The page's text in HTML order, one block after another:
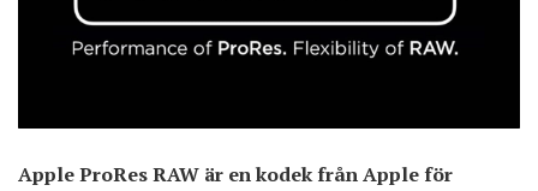
Apple ProRes RAW är en kodek från Apple för